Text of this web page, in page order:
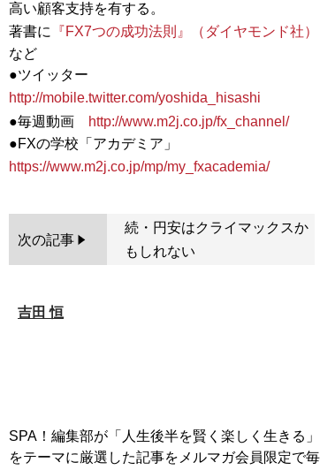
高い顧客支持を有する。
著書に
『FX7つの成功法則』（ダイヤモンド社）
など
●ツイッター
http://mobile.twitter.com/yoshida_hisashi
●毎週動画
http://www.m2j.co.jp/fx_channel/
●FXの学校「アカデミア」
https://www.m2j.co.jp/mp/my_fxacademia/
次の記事
続・円安はクライマックスか
もしれない
吉田 恒
SPA！編集部が「人生後半を賢く楽しく生きる」
をテーマに厳選した記事をメルマガ会員限定で毎